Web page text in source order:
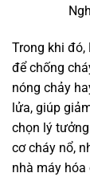
Trong khi
để chống
nóng chảy
lửa, giúp
chọn lý
cơ cháy nổ,
nhà máy hóa